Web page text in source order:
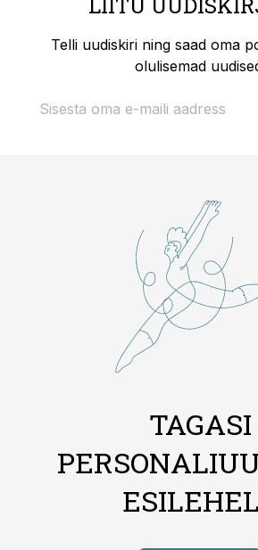
Telli uudiskiri ning saad oma
olulisemad
TAGASI